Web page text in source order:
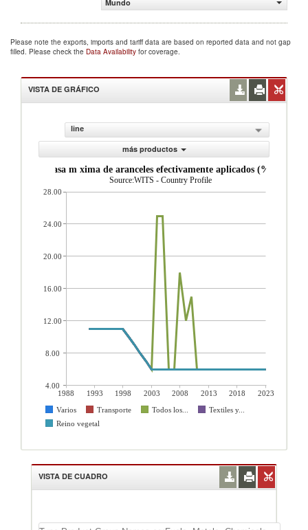
Mundo
Please note the exports, imports and tariff data are based on reported data and not gap
filled. Please check the Data Availability for coverage.
VISTA DE GRÁFICO
line
más productos
Tasa m xima de aranceles efectivamente aplicados (%)
Source:WITS - Country Profile
1988 1993 1998 2003 2008 2013 2018
2023
Varios
Transporte Todos los...
Textiles y...
Reino vegetal
28.00
24.00
20.00
16.00
12.00
8.00
4.00
VISTA DE CUADRO